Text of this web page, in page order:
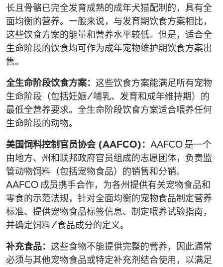
长且骨骼已完全发育成熟的成年犬猫配制的，具有全
面均衡的营养。一般来说，与发育期饮食方案相比，
这些饮食方案的能量和营养水平较低。但是，适合全
生命阶段的饮食均可作为成年宠物维护期饮食方案出
售。
全生命阶段饮食方案： 这些饮食方案能满足所有宠物
生命阶段（包括妊娠/哺乳、发育和成年维持期）的
最低全营养要求。全生命阶段饮食方案适合喂养任何
生命阶段的动物。
美国饲料控制官员协会 (AAFCO)： AAFCO 是一个
由地方、州和联邦政府官员组成的志愿团体，负责监
管动物饲料（包括宠物食品）的销售和分销。
AAFCO 成员携手合作，为各州提供有关宠物食品和
零食的示范法规，针对全面均衡的宠物食品制定营养
标准、提供宠物食品标签信息、制定喂养试验指南，
并确定饲料/食品成分的定义。
补充食品： 这些食物不能提供完整的营养，因此通常
必须与其他宠物食品或特定补充剂结合使用，以满足